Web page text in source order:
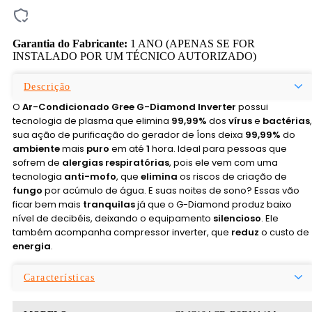
Garantia do Fabricante: 1 ANO (APENAS SE FOR
INSTALADO POR UM TÉCNICO AUTORIZADO)
Descrição
O Ar-Condicionado Gree G-Diamond Inverter possui
tecnologia de plasma que elimina 99,99% dos víruse bactérias,
sua ação de purificação do gerador de Íons deixa 99,99% do
ambientemais puro em até 1 hora. Ideal para pessoas que
sofrem de alergias respiratórias, pois ele vem com uma
tecnologia anti-mofo, que elimina os riscos de criação de
fungo por acúmulo de água. E suas noites de sono? Essas vão
ficar bem mais tranquilasjá que o G-Diamond produz baixo
nível de decibéis, deixando o equipamento silencioso. Ele
também acompanha compressor inverter, que reduz o custo de
energia.
Características